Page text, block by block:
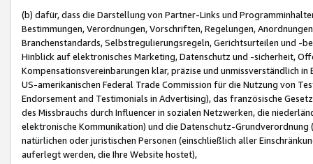
(b) dafür, dass die Darstellung von Partner-Links und
Bestimmungen, Verordnungen, Vorschriften, Regelungen,
Branchenstandards, Selbstregulierungsregeln, Gerichtsurteilen und -
Hinblick auf elektronisches Marketing, Datenschutz und -sicherheit,
Kompensationsvereinbarungen klar, präzise und unmissverständlich
US-amerikanischen Federal Trade Commission für die Nutzung von
Endorsement and Testimonials in Advertising), das französische
des Missbrauchs durch Influencer in sozialen Netzwerken, die
elektronische Kommunikation) und die Datenschutz-
natürlichen oder juristischen Personen (einschließlich aller
auferlegt werden, die Ihre Website hostet),